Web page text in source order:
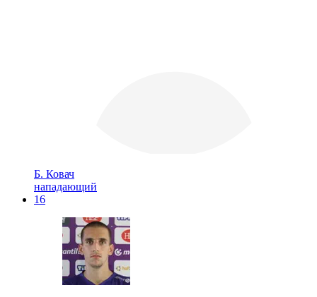
Б. Ковач
нападающий
16